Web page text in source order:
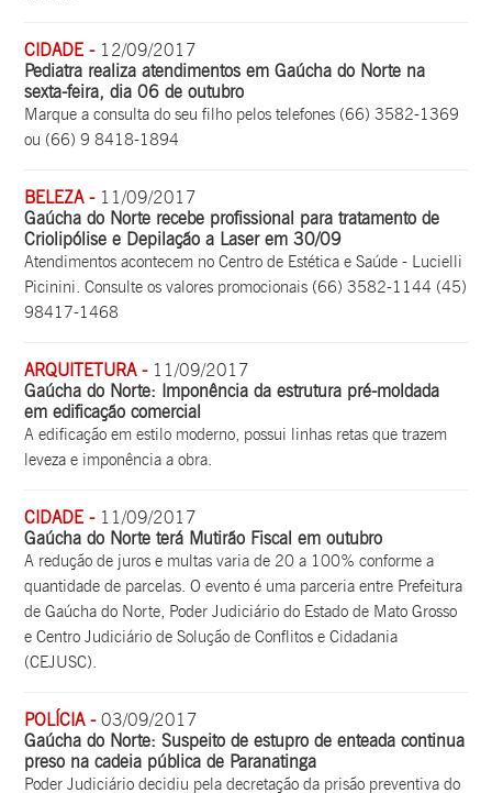
CIDADE - 12/09/2017
Pediatra realiza atendimentos em Gaúcha do Norte na
sexta-feira, dia 06 de outubro
Marque a consulta do seu filho pelos telefones (66) 3582-1369
ou (66) 9 8418-1894
BELEZA - 11/09/2017
Gaúcha do Norte recebe profissional para tratamento de
Criolipólise e Depilação a Laser em 30/09
Atendimentos acontecem no Centro de Estética e Saúde - Lucielli
Picinini. Consulte os valores promocionais (66) 3582-1144 (45)
98417-1468
ARQUITETURA - 11/09/2017
Gaúcha do Norte: Imponência da estrutura pré-moldada
em edificação comercial
A edificação em estilo moderno, possui linhas retas que trazem
leveza e imponência a obra.
CIDADE - 11/09/2017
Gaúcha do Norte terá Mutirão Fiscal em outubro
A redução de juros e multas varia de 20 a 100% conforme a
quantidade de parcelas. O evento é uma parceria entre Prefeitura
de Gaúcha do Norte, Poder Judiciário do Estado de Mato Grosso
e Centro Judiciário de Solução de Conflitos e Cidadania
(CEJUSC).
POLÍCIA -03/09/2017
Gaúcha do Norte: Suspeito de estupro de enteada continua
preso na cadeia pública de Paranatinga
Poder Judiciário decidiu pela decretação da prisão preventiva do